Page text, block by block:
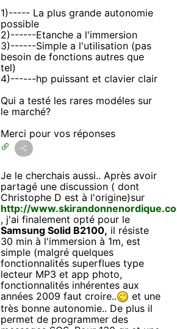
1)----- La plus grande autonomie
possible
2)------Etanche a l'immersion
3)------Simple a l'utilisation (pas
besoin de fonctions autres que
tel)
4)------hp puissant et clavier clair
Qui a testé les rares modéles sur
le marché?
Merci pour vos réponses
Je le cherchais aussi.. Après avoir
partagé une discussion ( dont
Christophe D est à l'origine)sur
http://
, j'ai finalement opté pour le
Samsung Solid B2100, il résiste
30 min à l'immersion à 1m, est
simple (malgré quelques
fonctionnalités superflues type
lecteur MP3 et app photo,
fonctionnalités inhérentes aux
années 2009 faut croire..
et une
très bonne autonomie.. De plus il
permet de programmer des